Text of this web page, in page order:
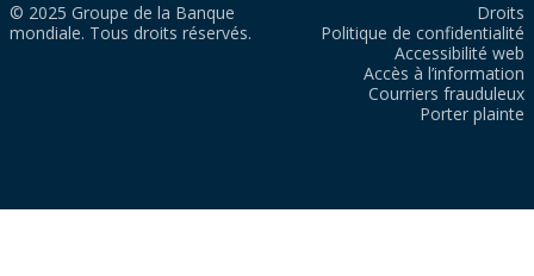
© 2025 Groupe de la Banque
mondiale. Tous droits réservés.
Droits
Politique de confidentialité
Accessibilité web
Accès à l’information
Courriers frauduleux
Porter plainte